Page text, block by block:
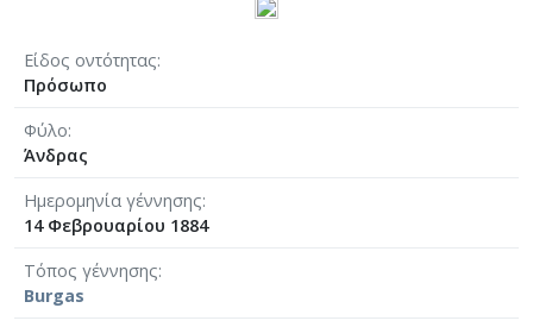
Είδος οντότητας
Πρόσωπο
Φύλο
Άνδρας
Ημερομηνία γέννησης
14 Φεβρουαρίου 1884
Τόπος γέννησης
Burgas